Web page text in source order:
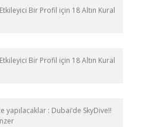
Bir Profil için 18 Altın Kural
Bir Profil için 18 Altın Kural
yapılacaklar : Dubai’de SkyDive!!